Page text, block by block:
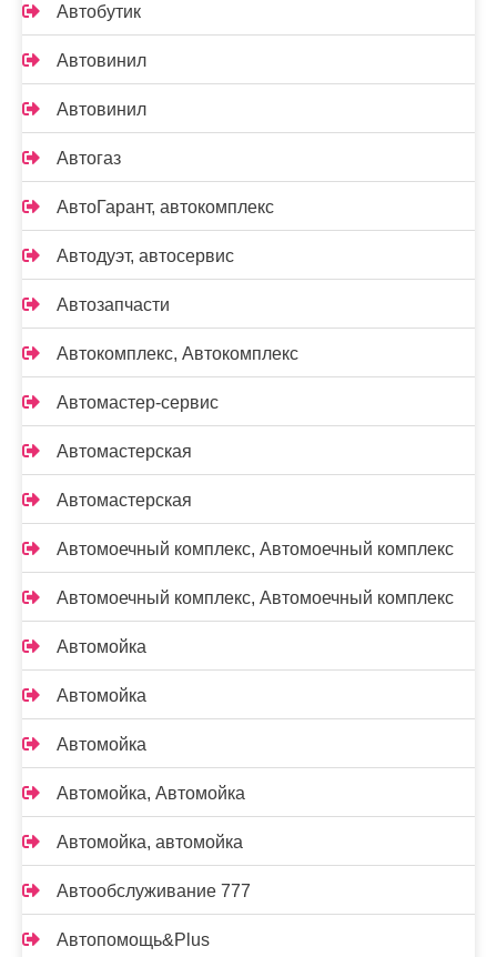
Автобутик
Автовинил
Автовинил
Автогаз
АвтоГарант, автокомплекс
Автодуэт, автосервис
Автозапчасти
Автокомплекс, Автокомплекс
Автомастер-сервис
Автомастерская
Автомастерская
Автомоечный комплекс, Автомоечный комплекс
Автомоечный комплекс, Автомоечный комплекс
Автомойка
Автомойка
Автомойка
Автомойка, Автомойка
Автомойка, автомойка
Автообслуживание 777
Автопомощь&Plus